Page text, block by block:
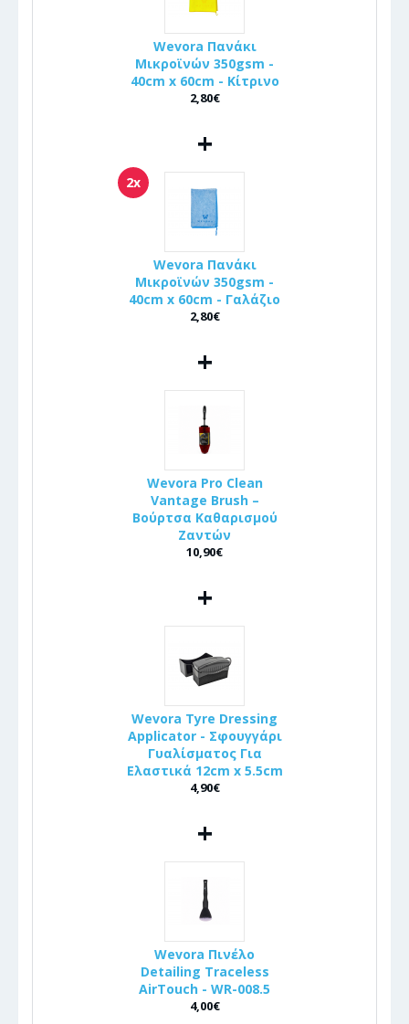
Wevora Πανάκι
Μικροϊνών 350gsm -
40cm x 60cm - Κίτρινο
2,80€
+
2x
Wevora Πανάκι
Μικροϊνών 350gsm -
40cm x 60cm - Γαλάζιο
2,80€
+
Wevora Pro Clean
Vantage Brush –
Βούρτσα Καθαρισμού
Ζαντών
10,90€
+
Wevora Tyre Dressing
Applicator - Σφουγγάρι
Γυαλίσματος Για
Ελαστικά 12cm x 5.5cm
4,90€
+
Wevora Πινέλo
Detailing Traceless
AirTouch - WR-008.5
4,00€